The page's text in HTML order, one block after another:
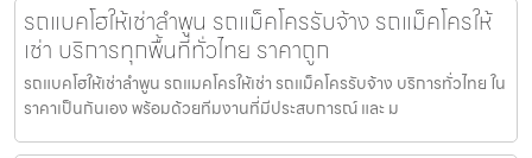
รถแบคโฮให้เช่าลำพูน รถแม็คโครรับจ้าง รถแม็คโครให้
เช่า บริการทุกพื้นที่ทั่วไทย ราคาถูก
รถแบคโฮให้เช่าลำพูน รถแมคโครให้เช่า รถแม็คโครรับจ้าง บริการทั่วไทย ใน
ราคาเป็นกันเอง พร้อมด้วยทีมงานที่มีประสบการณ์ และ ม